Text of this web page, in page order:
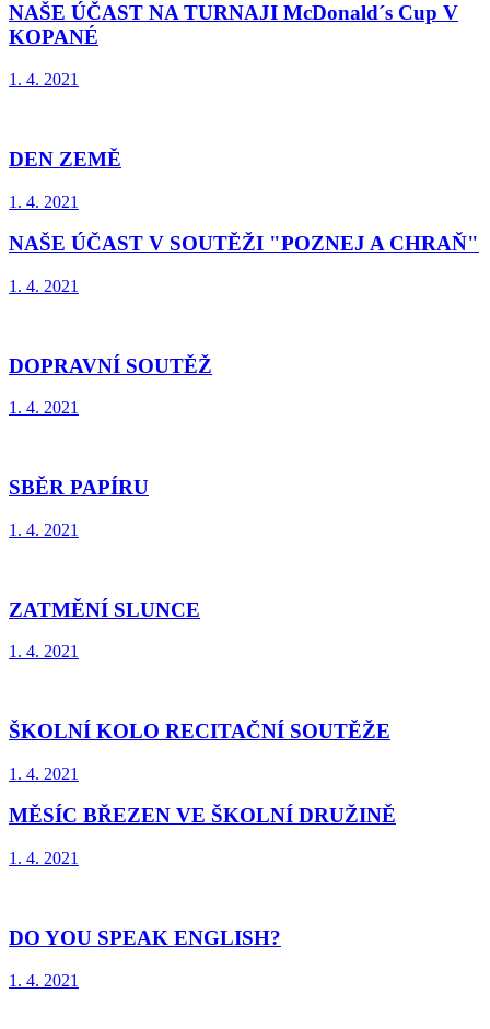
NAŠE ÚČAST NA TURNAJI McDonald´s Cup V
KOPANÉ
1. 4. 2021
DEN ZEMĚ
1. 4. 2021
NAŠE ÚČAST V SOUTĚŽI "POZNEJ A CHRAŇ"
1. 4. 2021
DOPRAVNÍ SOUTĚŽ
1. 4. 2021
SBĚR PAPÍRU
1. 4. 2021
ZATMĚNÍ SLUNCE
1. 4. 2021
ŠKOLNÍ KOLO RECITAČNÍ SOUTĚŽE
1. 4. 2021
MĚSÍC BŘEZEN VE ŠKOLNÍ DRUŽINĚ
1. 4. 2021
DO YOU SPEAK ENGLISH?
1. 4. 2021